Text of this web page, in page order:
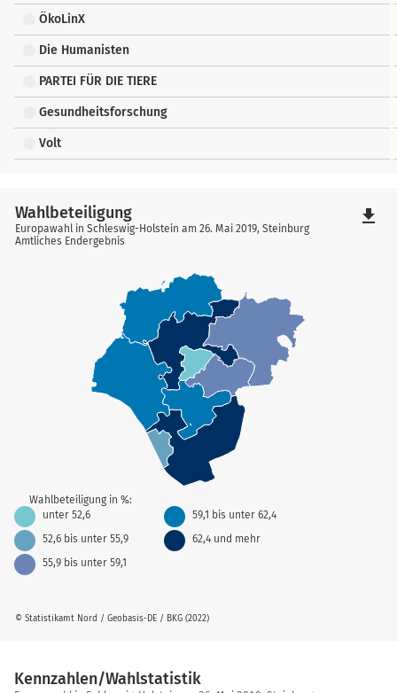
ÖkoLinX
Die Humanisten
PARTEI FÜR DIE TIERE
Gesundheitsforschung
Volt
© Statistikamt Nord / Geobasis-DE / BKG (2022)
Wahlbeteiligung
Europawahl in Schleswig-Holstein am 26. Mai 2019, Steinburg
Amtliches Endergebnis
Wahlbeteiligung in %:
unter 52,6
52,6 bis unter 55,9
55,9 bis unter 59,1
59,1 bis unter 62,4
62,4 und mehr
file_download
Kennzahlen/Wahlstatistik